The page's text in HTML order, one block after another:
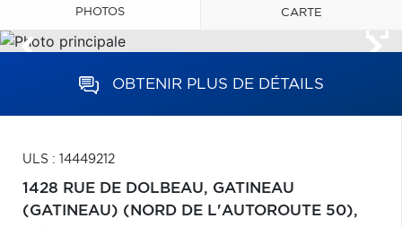
PHOTOS CARTE
OBTENIR PLUS DE DÉTAILS
ULS : 14449212
1428 RUE DE DOLBEAU, GATINEAU
(GATINEAU) (NORD DE L'AUTOROUTE 50),